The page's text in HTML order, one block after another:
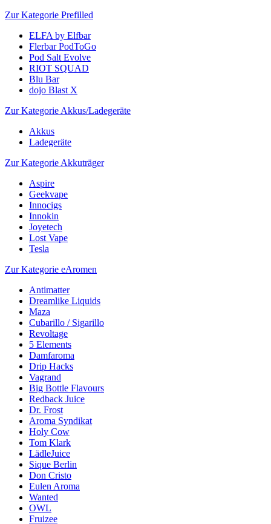
Zur Kategorie Prefilled
ELFA by Elfbar
Flerbar PodToGo
Pod Salt Evolve
RIOT SQUAD
Blu Bar
dojo Blast X
Zur Kategorie Akkus/Ladegeräte
Akkus
Ladegeräte
Zur Kategorie Akkuträger
Aspire
Geekvape
Innocigs
Innokin
Joyetech
Lost Vape
Tesla
Zur Kategorie eAromen
Antimatter
Dreamlike Liquids
Maza
Cubarillo / Sigarillo
Revoltage
5 Elements
Damfaroma
Drip Hacks
Vagrand
Big Bottle Flavours
Redback Juice
Dr. Frost
Aroma Syndikat
Holy Cow
Tom Klark
LädleJuice
Sique Berlin
Don Cristo
Eulen Aroma
Wanted
OWL
Fruizee